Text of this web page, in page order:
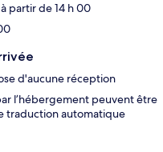
partir de 14 h 00
d'aucune réception
l’hébergement peuvent être
traduction automatique